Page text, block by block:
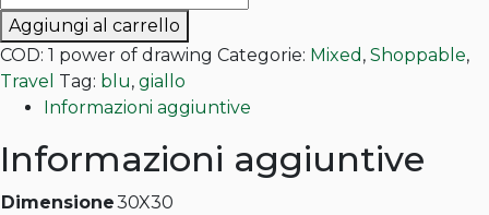
power
of
drawing
quantità
Aggiungi al carrello
COD: 1 power of drawing Categorie: Mixed , Shoppable,
Travel Tag: blu, giallo
Informazioni aggiuntive
Informazioni aggiuntive
Dimensione30X30